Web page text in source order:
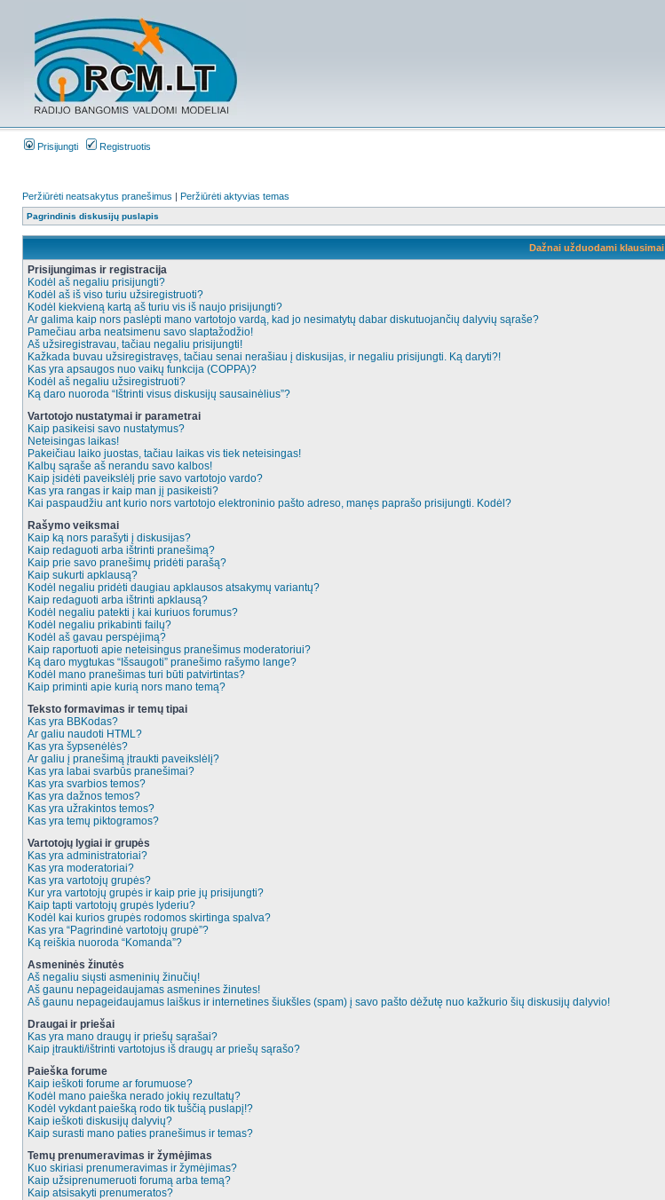
Prisijungti Registruotis
Peržiūrėti neatsakytus pranešimus | Peržiūrėti aktyvias temas
Pagrindinis diskusijų puslapis
Dažnai užduodami klausimai
Prisijungimas ir registracija
Kodėl aš negaliu prisijungti?
Kodėl aš iš viso turiu užsiregistruoti?
Kodėl kiekvieną kartą aš turiu vis iš naujo prisijungti?
Ar galima kaip nors paslėpti mano vartotojo vardą, kad jo nesimatytų dabar diskutuojančių dalyvių sąraše?
Pamečiau arba neatsimenu savo slaptažodžio!
Aš užsiregistravau, tačiau negaliu prisijungti!
Kažkada buvau užsiregistravęs, tačiau senai nerašiau į diskusijas, ir negaliu prisijungti. Ką daryti?!
Kas yra apsaugos nuo vaikų funkcija (COPPA)?
Kodėl aš negaliu užsiregistruoti?
Ką daro nuoroda “Ištrinti visus diskusijų sausainėlius”?
Vartotojo nustatymai ir parametrai
Kaip pasikeisi savo nustatymus?
Neteisingas laikas!
Pakeičiau laiko juostas, tačiau laikas vis tiek neteisingas!
Kalbų sąraše aš nerandu savo kalbos!
Kaip įsidėti paveikslėlį prie savo vartotojo vardo?
Kas yra rangas ir kaip man jį pasikeisti?
Kai paspaudžiu ant kurio nors vartotojo elektroninio pašto adreso, manęs paprašo prisijungti. Kodėl?
Rašymo veiksmai
Kaip ką nors parašyti į diskusijas?
Kaip redaguoti arba ištrinti pranešimą?
Kaip prie savo pranešimų pridėti parašą?
Kaip sukurti apklausą?
Kodėl negaliu pridėti daugiau apklausos atsakymų variantų?
Kaip redaguoti arba ištrinti apklausą?
Kodėl negaliu patekti į kai kuriuos forumus?
Kodėl negaliu prikabinti failų?
Kodėl aš gavau perspėjimą?
Kaip raportuoti apie neteisingus pranešimus moderatoriui?
Ką daro mygtukas “Išsaugoti” pranešimo rašymo lange?
Kodėl mano pranešimas turi būti patvirtintas?
Kaip priminti apie kurią nors mano temą?
Teksto formavimas ir temų tipai
Kas yra BBKodas?
Ar galiu naudoti HTML?
Kas yra šypsenėlės?
Ar galiu į pranešimą įtraukti paveikslėlį?
Kas yra labai svarbūs pranešimai?
Kas yra svarbios temos?
Kas yra dažnos temos?
Kas yra užrakintos temos?
Kas yra temų piktogramos?
Vartotojų lygiai ir grupės
Kas yra administratoriai?
Kas yra moderatoriai?
Kas yra vartotojų grupės?
Kur yra vartotojų grupės ir kaip prie jų prisijungti?
Kaip tapti vartotojų grupės lyderiu?
Kodėl kai kurios grupės rodomos skirtinga spalva?
Kas yra “Pagrindinė vartotojų grupė”?
Ką reiškia nuoroda “Komanda”?
Asmeninės žinutės
Aš negaliu siųsti asmeninių žinučių!
Aš gaunu nepageidaujamas asmenines žinutes!
Aš gaunu nepageidaujamus laiškus ir internetines šiukšles (spam) į savo pašto dėžutę nuo kažkurio šių diskusijų dalyvio!
Draugai ir priešai
Kas yra mano draugų ir priešų sąrašai?
Kaip įtraukti/ištrinti vartotojus iš draugų ar priešų sąrašo?
Paieška forume
Kaip ieškoti forume ar forumuose?
Kodėl mano paieška nerado jokių rezultatų?
Kodėl vykdant paiešką rodo tik tuščią puslapį!?
Kaip ieškoti diskusijų dalyvių?
Kaip surasti mano paties pranešimus ir temas?
Temų prenumeravimas ir žymėjimas
Kuo skiriasi prenumeravimas ir žymėjimas?
Kaip užsiprenumeruoti forumą arba temą?
Kaip atsisakyti prenumeratos?